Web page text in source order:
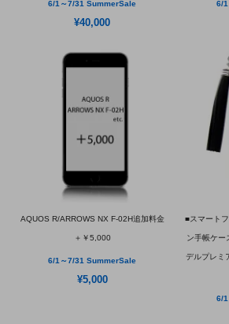
6/1～7/31 SummerSale
¥40,000
6/
AQUOS R/ARROWS NX F-02H追加料金
＋￥5,000
6/1～7/31 SummerSale
¥5,000
■スマート
ン手帳ケー
デルプレミ
6/